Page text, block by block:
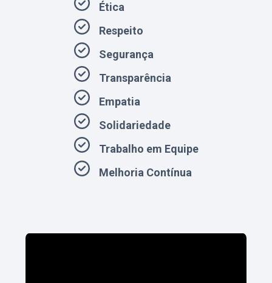
Ética
Respeito
Segurança
Transparência
Empatia
Solidariedade
Trabalho em Equipe
Melhoria Contínua